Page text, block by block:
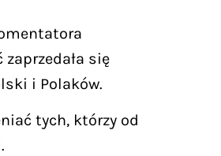
się
i Polaków.
tych, którzy od